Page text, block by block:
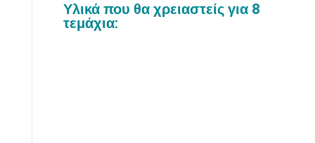
Υλικά που θα χρειαστείς για 8
τεμάχια: